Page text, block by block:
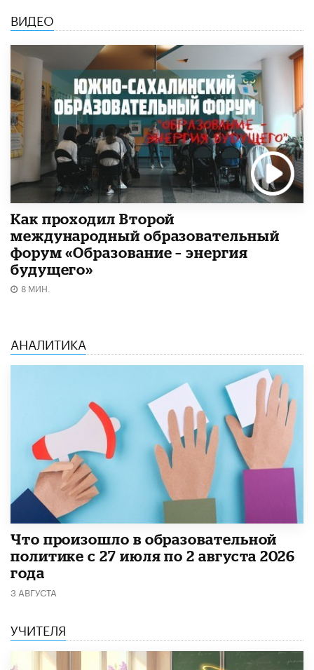
ВИДЕО
Как проходил Второй
международный образовательный
форум «Образование – энергия
будущего»​
8 МИН.
АНАЛИТИКА
​Что произошло в образовательной
политике с 27 июля по 2 августа 2026
года
3 АВГУСТА
УЧИТЕЛЯ